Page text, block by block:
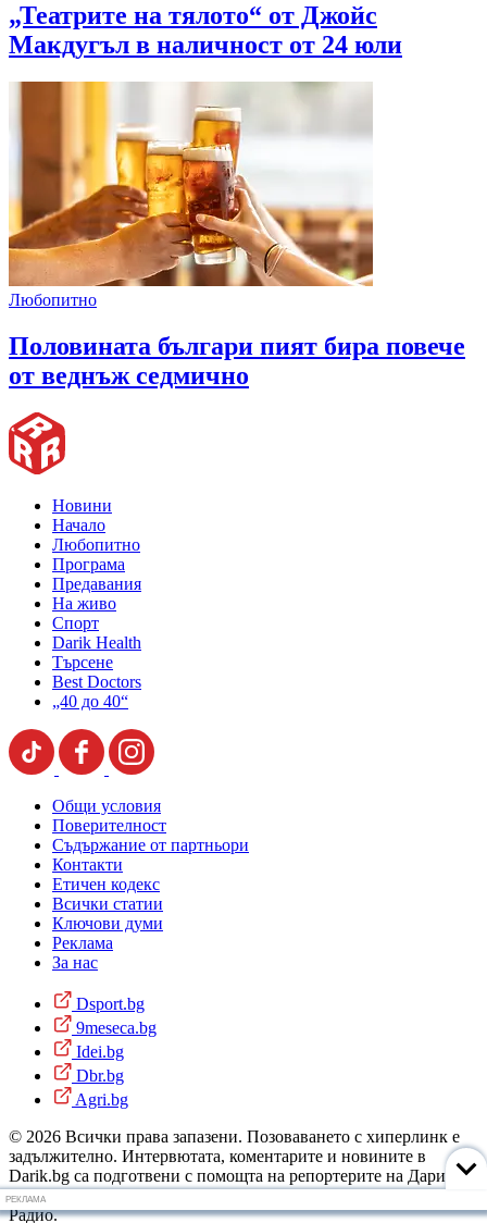
„Театрите на тялото“ от Джойс
Макдугъл в наличност от 24 юли
Любопитно
Половината българи пият бира повече
от веднъж седмично
Новини
Начало
Любопитно
Програма
Предавания
На живо
Спорт
Darik Health
Търсене
Best Doctors
„40 до 40“
Общи условия
Поверителност
Съдържание от партньори
Контакти
Етичен кодекс
Всички статии
Ключови думи
Реклама
За нас
Dsport.bg
9meseca.bg
Idei.bg
Dbr.bg
Agri.bg
© 2026 Всички права запазени. Позоваването с хиперлинк е
задължително. Интервютата, коментарите и новините в
Darik.bg са подготвени с помощта на репортерите на Дарик
Радио и новинарските емисии на радиото. Снимки: Дарик
Радио.
РЕКЛАМА